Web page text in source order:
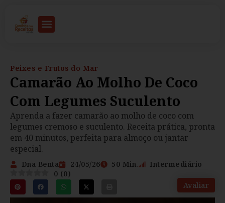
Peixes e Frutos do Mar
Camarão Ao Molho De Coco
Com Legumes Suculento
Aprenda a fazer camarão ao molho de coco com
legumes cremoso e suculento. Receita prática, pronta
em 40 minutos, perfeita para almoço ou jantar
especial.
Dna Benta 24/05/26 50 Min.
Intermediário
0 (0)
Avaliar